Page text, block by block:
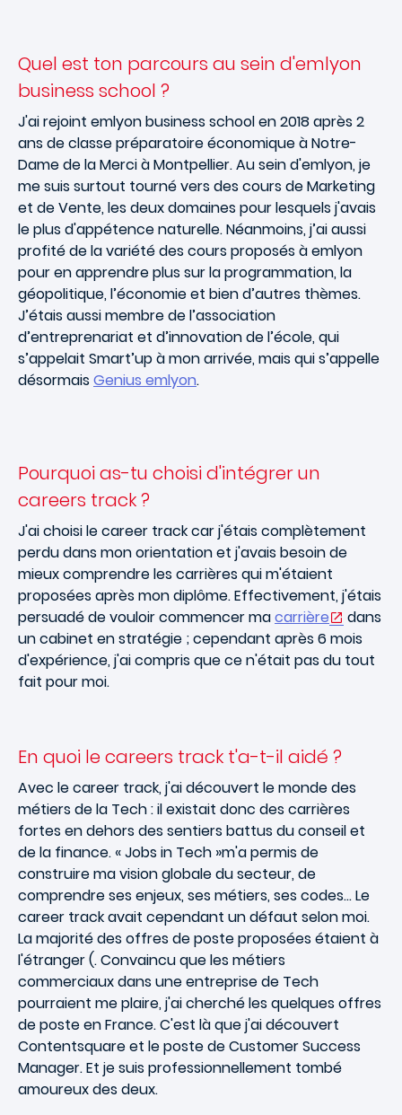
Quel est ton parcours au sein d'emlyon
business school ?
J'ai rejoint emlyon business school en 2018 après 2
ans de classe préparatoire économique à Notre-
Dame de la Merci à Montpellier. Au sein d'emlyon, je
me suis surtout tourné vers des cours de Marketing
et de Vente, les deux domaines pour lesquels j'avais
le plus d'appétence naturelle. Néanmoins, j’ai aussi
profité de la variété des cours proposés à emlyon
pour en apprendre plus sur la programmation, la
géopolitique, l’économie et bien d’autres thèmes.
J’étais aussi membre de l’association
d’entreprenariat et d’innovation de l’école, qui
s’appelait Smart’up à mon arrivée, mais qui s’appelle
désormaisGenius emlyon.
Pourquoi as-tu choisi d'intégrer un
careers track ?
J'ai choisi le career track car j'étais complètement
perdu dans mon orientation et j'avais besoin de
mieux comprendre les carrières qui m'étaient
proposées après mon diplôme. Effectivement, j'étais
persuadé de vouloir commencer macarrière
dans
un cabinet en stratégie ; cependant après 6 mois
d'expérience, j'ai compris que ce n'était pas du tout
fait pour moi.
En quoi le careers track t'a-t-il aidé ?
Avec le career track, j'ai découvert le monde des
métiers de la Tech : il existait donc des carrières
fortes en dehors des sentiers battus du conseil et
de la finance. « Jobs in Tech »m'a permis de
construire ma vision globale du secteur, de
comprendre ses enjeux, ses métiers, ses codes… Le
career track avait cependant un défaut selon moi.
La majorité des offres de poste proposées étaient à
l'étranger (. Convaincu que les métiers
commerciaux dans une entreprise de Tech
pourraient me plaire, j'ai cherché les quelques offres
de poste en France. C'est là que j'ai découvert
Contentsquare et le poste de Customer Success
Manager. Et je suis professionnellement tombé
amoureux des deux.